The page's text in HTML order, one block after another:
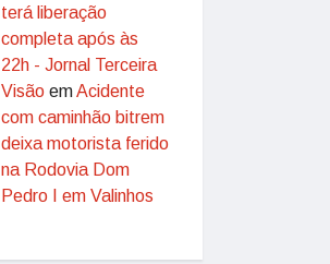
terá liberação
completa após às
22h - Jornal Terceira
Visão emAcidente
com caminhão bitrem
deixa motorista ferido
na Rodovia Dom
Pedro I em Valinhos